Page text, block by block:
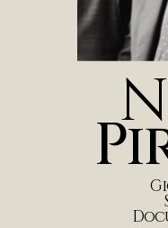
N
Gi
Doc
Pi